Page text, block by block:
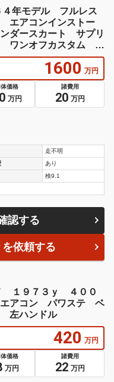
４年モデル フルレス
エアコンインストー
ダースカート サプリ
ワンオフカスタム ワ
1600 万円
価格
万円
諸費用
20 万円
走不明
あり
検9.1
認する
依頼する
１９７３ｙ ４００
アコン パワステ ベ
左ハンドル
420 万円
価格
万円
諸費用
22 万円